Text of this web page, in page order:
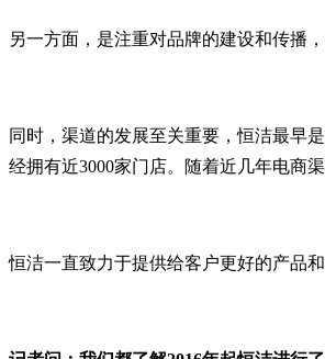
另一方面，是注重对品牌的建设和传播
同时，渠道的发展至关重要，恒洁最早
经拥有近3000家门店。随着近几年电商
恒洁一直致力于提供给客户更好的产品